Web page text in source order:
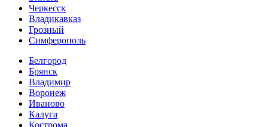
Черкесск
Владикавказ
Грозный
Симферополь
Белгород
Брянск
Владимир
Воронеж
Иваново
Калуга
Кострома